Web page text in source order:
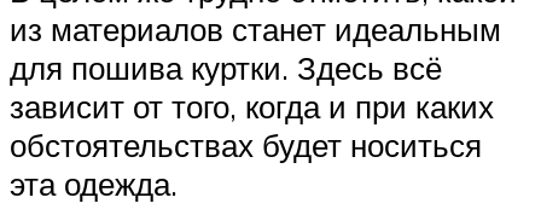
из материалов станет идеальным
для пошива куртки. Здесь всё
зависит от того, когда и при каких
обстоятельствах будет носиться
эта одежда.